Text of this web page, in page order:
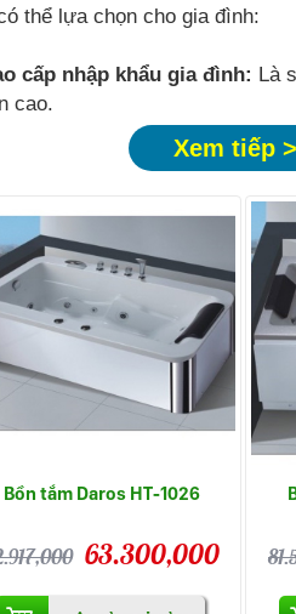
thể lựa chọn cho gia đình:
cấp nhập khẩu gia đình: Là
cao.
Xem tiếp
Bồn tắm Daros HT-1026
63.300,000